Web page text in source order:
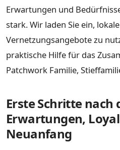
Erwartungen und
stark. Wir laden Sie ein,
Vernetzungsangebote zu
praktische Hilfe für das
Patchwork Familie,
Erste Schritte nach
Erwartungen,
Neuanfang